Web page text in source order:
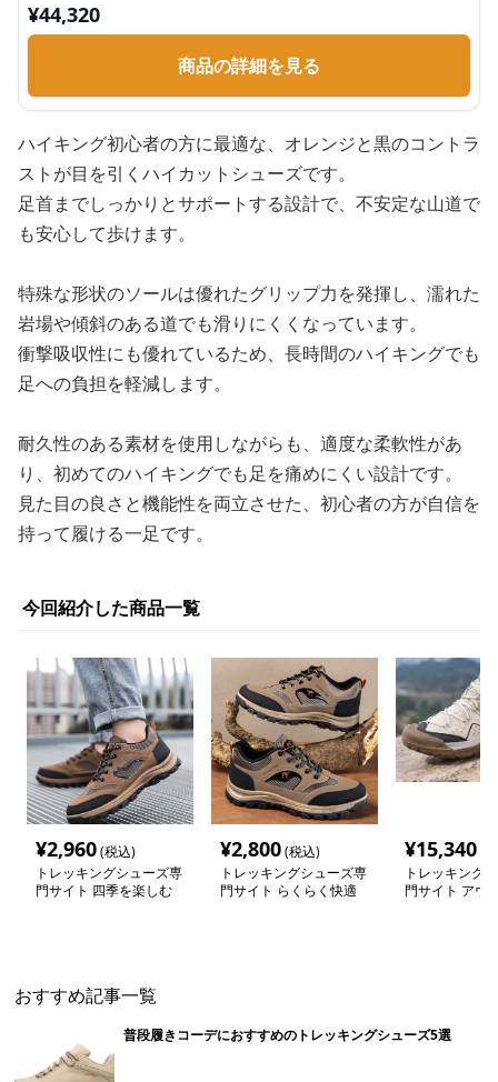
¥44,320
商品の詳細を見る
ハイキング初心者の方に最適な、オレンジと黒のコントラ
ストが目を引くハイカットシューズです。
足首までしっかりとサポートする設計で、不安定な山道で
も安心して歩けます。
特殊な形状のソールは優れたグリップ力を発揮し、濡れた
岩場や傾斜のある道でも滑りにくくなっています。
衝撃吸収性にも優れているため、長時間のハイキングでも
足への負担を軽減します。
耐久性のある素材を使用しながらも、適度な柔軟性があ
り、初めてのハイキングでも足を痛めにくい設計です。
見た目の良さと機能性を両立させた、初心者の方が自信を
持って履ける一足です。
今回紹介した商品一覧
¥2,960(税込)
トレッキングシューズ専
門サイト 四季を楽しむ
¥2,800(税込)
トレッキングシューズ専
門サイト らくらく快適
¥15,340
トレッキング
門サイト アウ
おすすめ記事一覧
普段履きコーデにおすすめのトレッキングシューズ5選